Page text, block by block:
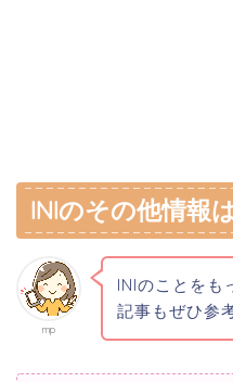
INIのその他情報
mp
INIのことをも
記事もぜひ参